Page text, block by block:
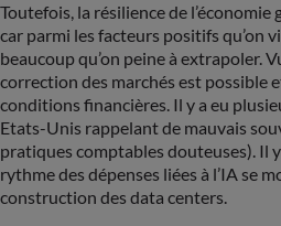
Toutefois, la résilience de
car parmi les facteurs positifs qu’on
beaucoup qu’on peine à extrapoler.
correction des marchés est possible
conditions financières. Il y a eu
Etats-Unis rappelant de mauvais
pratiques comptables douteuses). Il
rythme des dépenses liées à l’IA se
construction des data centers.